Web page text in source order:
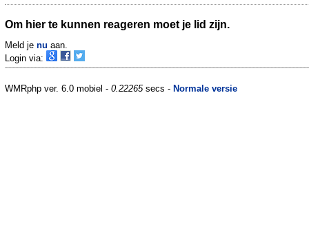
Om hier te kunnen reageren moet je lid zijn.
Meld je nu aan.
Login via:
WMRphp ver. 6.0 mobiel - 0.22265secs - Normale versie